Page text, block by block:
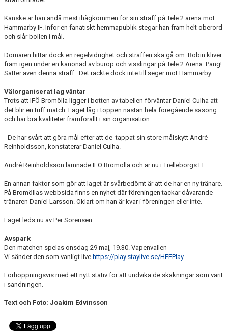
Kanske är han ändå mest ihågkommen för sin straff på Tele 2 arena mot
Hammarby IF. Inför en fanatiskt hemmapublik stegar han fram helt oberörd
och slår bollen i mål.
Domaren hittar dock en regelvidrighet och straffen ska gå om. Robin kliver
fram igen under en kanonad av burop och visslingar på Tele 2 Arena. Pang!
Sätter även denna straff. Det räckte dock inte till seger mot Hammarby.
Välorganiserat lag väntar
Trots att IFÖ Bromölla ligger i botten av tabellen förväntar Daniel Culha att
det blir en tuff match. Laget låg i toppen nästan hela föregående säsong
och har bra kvaliteter framförallt i sin organisation.
- De har svårt att göra mål efter att de tappat sin store målskytt André
Reinholdsson, konstaterar Daniel Culha.
André Reinholdsson lämnade IFÖ Bromölla och är nu i Trelleborgs FF.
En annan faktor som gör att laget är svårbedömt är att de har en ny tränare.
På Bromöllas webbsida finns en nyhet där föreningen tackar dåvarande
tränaren Daniel Larsson. Oklart om han är kvar i föreningen eller inte.
Laget leds nu av Per Sörensen.
Avspark
Den matchen spelas onsdag 29 maj, 19.30. Vapenvallen
Vi sänder den som vanligt live https://play.staylive.se/HFFPlay
.
Förhoppningsvis med ett nytt stativ för att undvika de skakningar som varit
i sändningen.
Text och Foto: Joakim Edvinsson